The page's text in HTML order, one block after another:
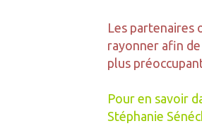
Les partenaires
rayonner afin
plus
Pour en savoir
Stéphanie